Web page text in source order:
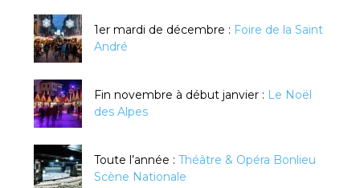
1er mardi de décembre : Foire de la Saint
André
Fin novembre à début janvier : Le Noël
des Alpes
Toute l’année : Théâtre & Opéra Bonlieu
Scène Nationale